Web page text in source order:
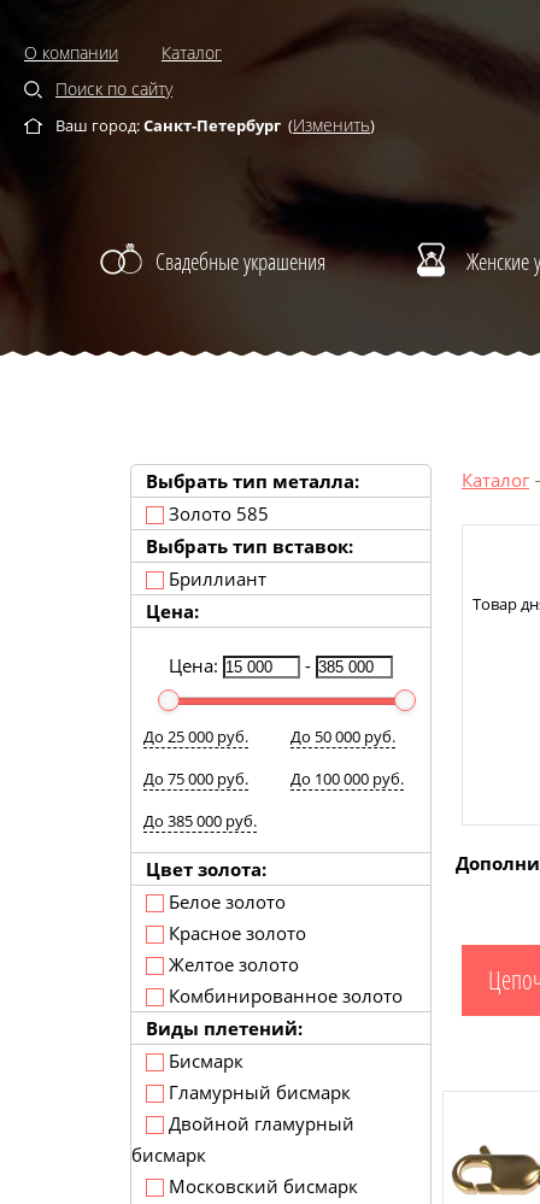
О компании
Каталог
Поиск по сайту
Ваш город:Санкт-Петербург (Изменить)
Свадебные украшения Женские
Выбрать тип металла:
Золото 585
Выбрать тип вставок:
Бриллиант
Цена:
Цена: -
До 25 000 руб.
До 50 000 руб.
До 75 000 руб.
До 100 000 руб.
До 385 000 руб.
Цвет золота:
Белое золото
Красное золото
Желтое золото
Комбинированное золото
Виды плетений:
Бисмарк
Гламурный бисмарк
Двойной гламурный
бисмарк
Московский бисмарк
Каталог
Товар